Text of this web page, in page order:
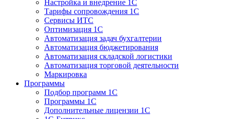
Настройка и внедрение 1С
Тарифы сопровождения 1С
Сервисы ИТС
Оптимизация 1С
Автоматизация задач бухгалтерии
Автоматизация бюджетирования
Автоматизация складской логистики
Автоматизация торговой деятельности
Маркировка
Программы
Подбор программ 1С
Программы 1С
Дополнительные лицензии 1С